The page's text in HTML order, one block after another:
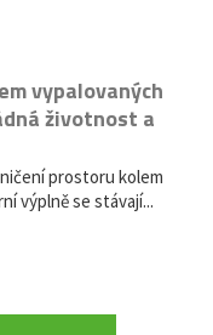
vypalovaných
životnost a
prostoru kolem
výplně se stávají...